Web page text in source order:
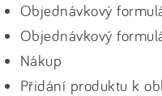
Objednávkový
Objednávkový
Nákup
Přidání produktu k